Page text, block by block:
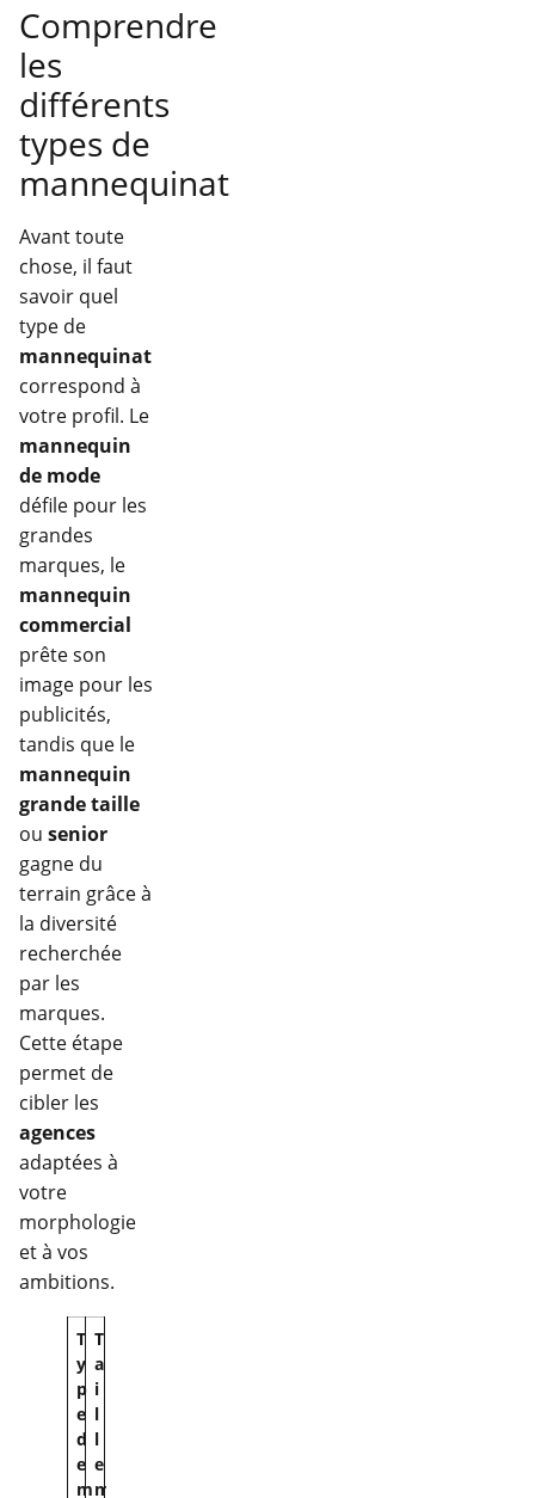
Comprendre
les
différents
types de
mannequinat
Avant toute
chose, il faut
savoir quel
type de
mannequinat
correspond à
votre profil. Le
mannequin
de mode
défile pour les
grandes
marques, le
mannequin
commercial
prête son
image pour les
publicités,
tandis que le
mannequin
grande taille
ou senior
gagne du
terrain grâce à
la diversité
recherchée
par les
marques.
Cette étape
permet de
cibler les
agences
adaptées à
votre
morphologie
et à vos
ambitions.
T
y
p
e
d
e
m
T
a
i
l
l
e
m